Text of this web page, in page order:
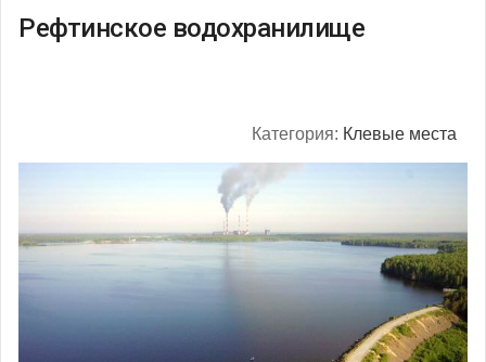
Рефтинское водохранилище
Категория: Клевые места